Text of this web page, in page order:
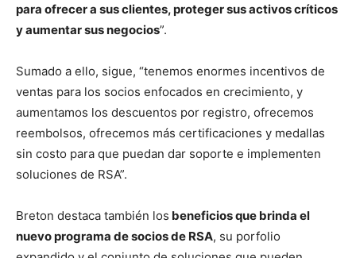
para ofrecer a sus clientes, proteger sus activos críticos
y aumentar sus negocios”.
Sumado a ello, sigue, “tenemos enormes incentivos de
ventas para los socios enfocados en crecimiento, y
aumentamos los descuentos por registro, ofrecemos
reembolsos, ofrecemos más certificaciones y medallas
sin costo para que puedan dar soporte e implementen
soluciones de RSA”.
Breton destaca también los beneficios que brinda el
nuevo programa de socios de RSA, su porfolio